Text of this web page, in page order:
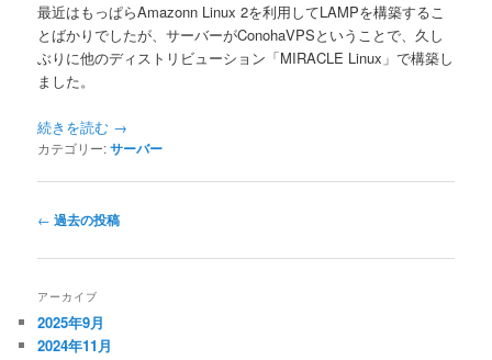
最近はもっぱらAmazonn Linux 2を利用してLAMPを構築するこ
とばかりでしたが、サーバーがConohaVPSということで、久し
ぶりに他のディストリビューション「MIRACLE Linux」で構築し
ました。
続きを読む →
カテゴリー:サーバー
投
ナ
ー
シ
← 過去の投稿
アーカイブ
2025年9月
2024年11月